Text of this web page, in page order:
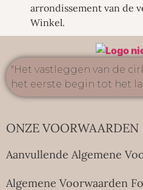
arrondissement van de
Winkel.
"Het vastleggen van de
het eerste begin tot het
ONZE VOORWAARDEN
Aanvullende Algemene
Algemene Voorwaarden